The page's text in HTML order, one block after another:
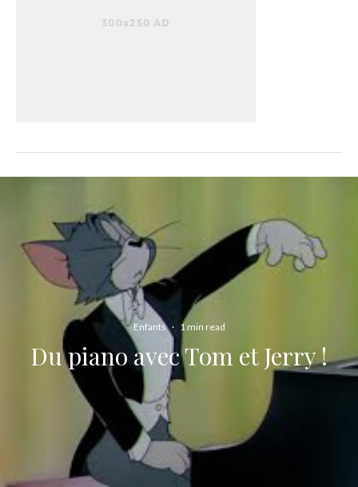
Enfants · 1 min read
Du piano avec Tom et Jerry !